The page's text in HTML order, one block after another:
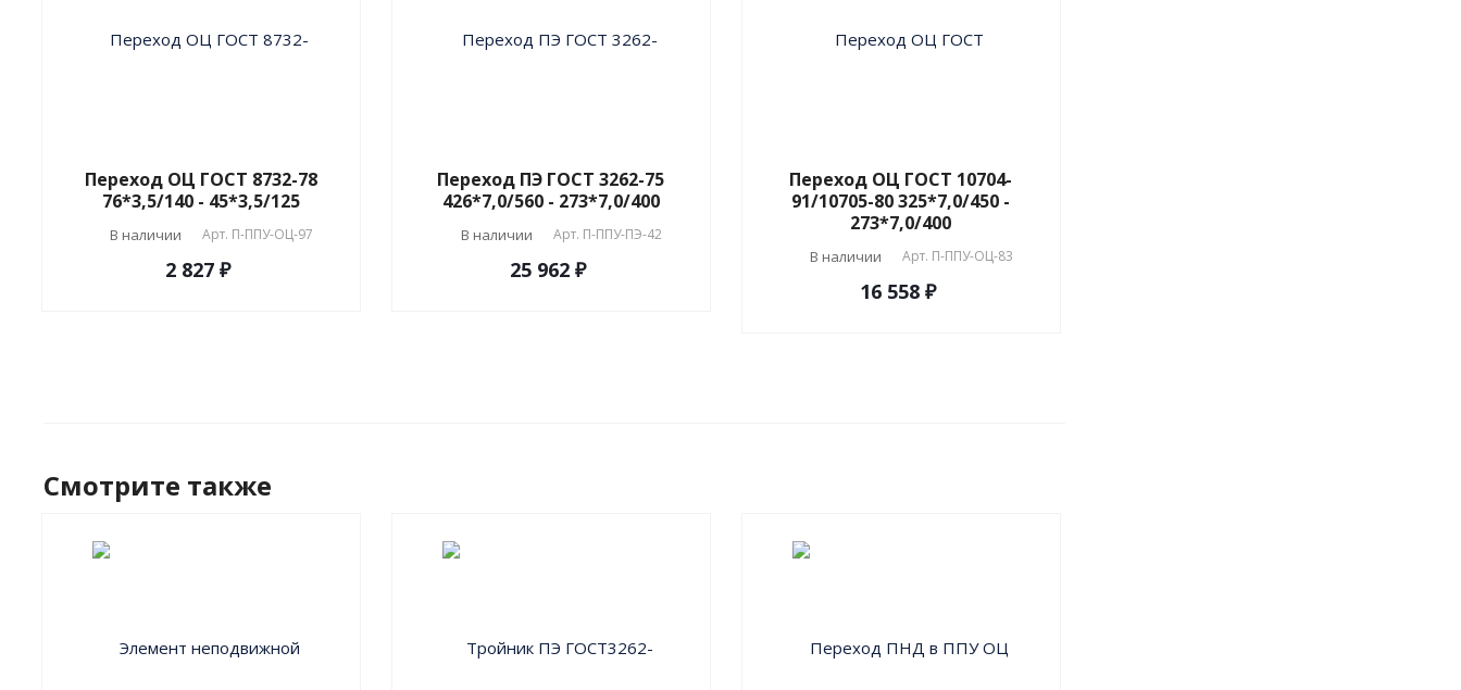
Переход ОЦ ГОСТ 8732-78
76*3,5/140 - 45*3,5/125
В наличии Арт. П-ППУ-ОЦ-97
2 827 ₽
Переход ПЭ ГОСТ 3262-75
426*7,0/560 - 273*7,0/400
В наличии Арт. П-ППУ-ПЭ-42
25 962 ₽
Переход ОЦ ГОСТ 10704-
91/10705-80 325*7,0/450 -
273*7,0/400
В наличии Арт. П-ППУ-ОЦ-83
16 558 ₽
Смотрите также